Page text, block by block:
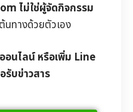
ไม่ใช่ผู้จัดกิจกรรม
ทางด้วยตัวเอง
อนไลน์ หรือเพิ่ม Line
บข่าวสาร